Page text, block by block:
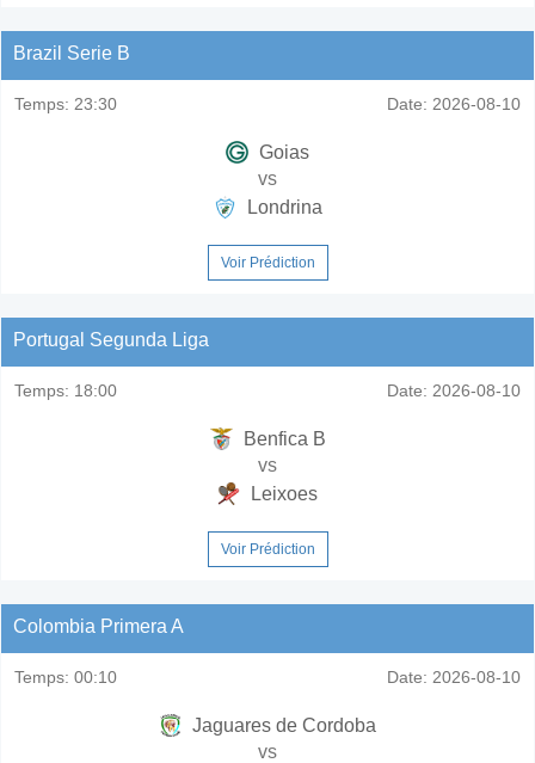
Brazil Serie B
Temps: 23:30 Date: 2026-08-10
Goias
vs
Londrina
Voir Prédiction
Portugal Segunda Liga
Temps: 18:00 Date: 2026-08-10
Benfica B
vs
Leixoes
Voir Prédiction
Colombia Primera A
Temps: 00:10 Date: 2026-08-10
Jaguares de Cordoba
vs